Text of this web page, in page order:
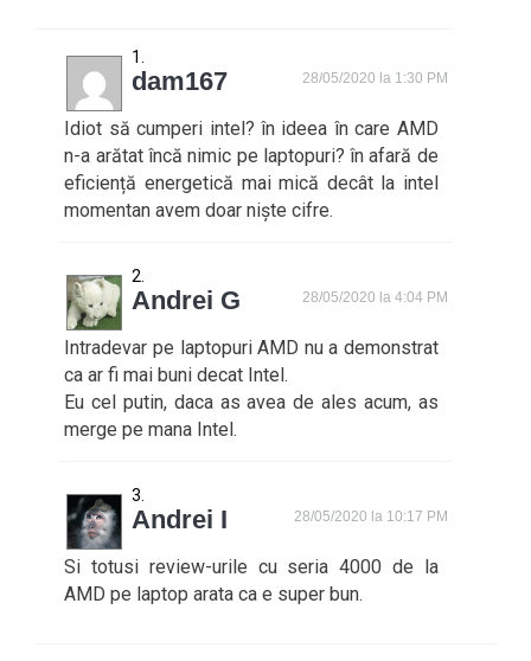
dam167 28/05/2020 la 1:30 PM
Idiot să cumperi intel? în ideea în care AMD
n-a arătat încă nimic pe laptopuri? în afară de
eficiență energetică mai mică decât la intel
momentan avem doar niște cifre.
Andrei G 28/05/2020 la 4:04 PM
Intradevar pe laptopuri AMD nu a demonstrat
ca ar fi mai buni decat Intel.
Eu cel putin, daca as avea de ales acum, as
merge pe mana Intel.
Andrei I 28/05/2020 la 10:17 PM
Si totusi review-urile cu seria 4000 de la
AMD pe laptop arata ca e super bun.